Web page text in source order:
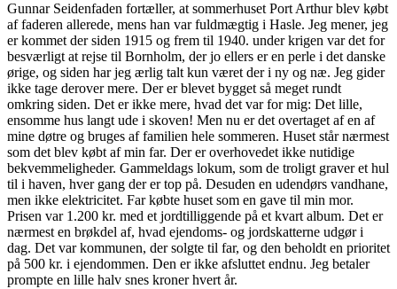
Gunnar Seidenfaden fortæller, at sommerhuset Port Arthur blev købt
af faderen allerede, mens han var fuldmægtig i Hasle. Jeg mener, jeg
er kommet der siden 1915 og frem til 1940. under krigen var det for
besværligt at rejse til Bornholm, der jo ellers er en perle i det danske
ørige, og siden har jeg ærlig talt kun været der i ny og næ. Jeg gider
ikke tage derover mere. Der er blevet bygget så meget rundt
omkring siden. Det er ikke mere, hvad det var for mig: Det lille,
ensomme hus langt ude i skoven! Men nu er det overtaget af en af
mine døtre og bruges af familien hele sommeren. Huset står nærmest
som det blev købt af min far. Der er overhovedet ikke nutidige
bekvemmeligheder. Gammeldags lokum, som de troligt graver et hul
til i haven, hver gang der er top på. Desuden en udendørs vandhane,
men ikke elektricitet. Far købte huset som en gave til min mor.
Prisen var 1.200 kr. med et jordtilliggende på et kvart album. Det er
nærmest en brøkdel af, hvad ejendoms- og jordskatterne udgør i
dag. Det var kommunen, der solgte til far, og den beholdt en prioritet
på 500 kr. i ejendommen. Den er ikke afsluttet endnu. Jeg betaler
prompte en lille halv snes kroner hvert år.